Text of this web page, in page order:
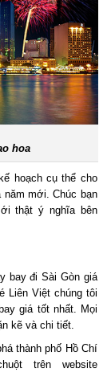
hoa
hoạch cụ thể cho
mới. Chúc bạn
thật ý nghĩa bên
bay đi Sài Gòn giá
Liên Việt chúng tôi
giá tốt nhất. Mọi
kẽ và chi tiết.
thành phố Hồ Chí
trên website